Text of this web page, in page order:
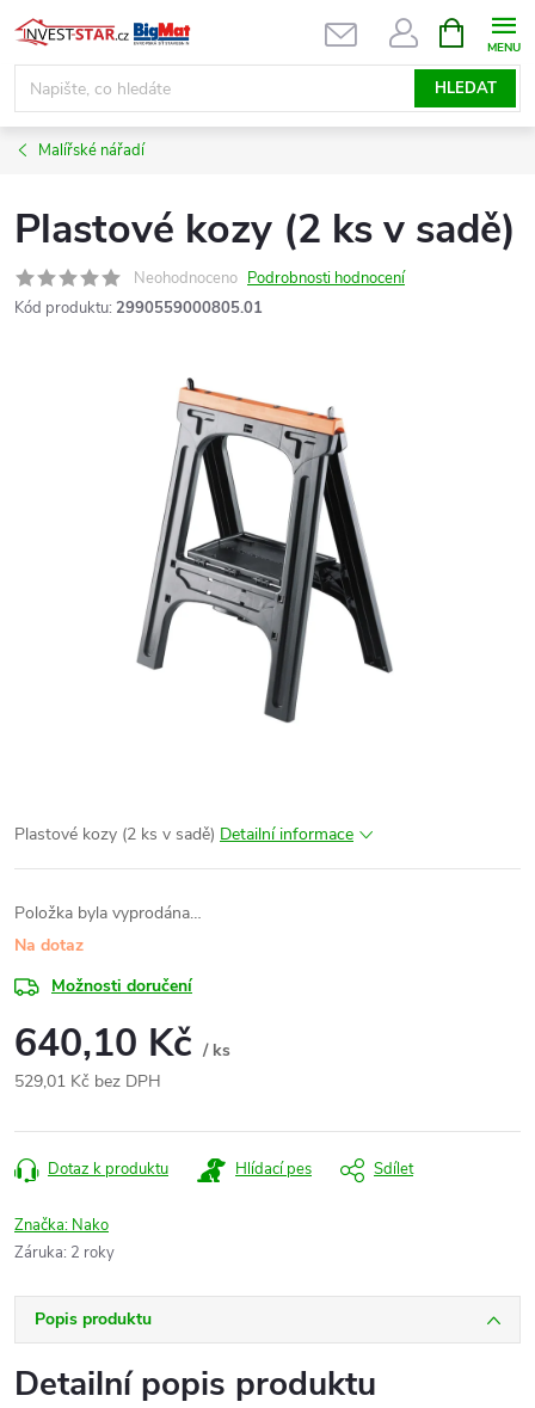
Přejít
na
obsah
HLEDAT
NÁKUPNÍ
KOŠÍK
Malířské nářadí
Plastové kozy (2 ks v sadě)
Neohodnoceno Podrobnosti hodnocení
Kód produktu: 2990559000805.01
Plastové kozy (2 ks v sadě) Detailní informace
Položka byla vyprodána…
Na dotaz
Možnosti doručení
640,10 Kč / ks
529,01 Kč bez DPH
cena:
Dotaz k produktu Hlídací pes Sdílet
Značka: Nako
Záruka: 2 roky
Popis produktu
Detailní popis produktu